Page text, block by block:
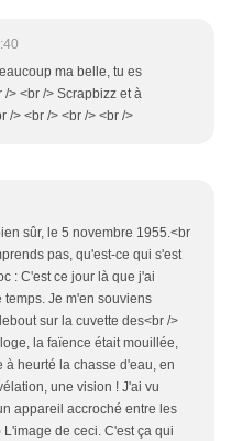
ma belle, tu es
> <br /> Scrapbizz et à
/> <br /> <br /> <br />
sûr, le 5 novembre 1955.<br
pas, qu'est-ce qui s'est
: C'est ce jour là que j'ai
Je m'en souviens
sur la cuvette des<br />
la faïence était mouillée,
à heurté la chasse d'eau, en
une vision ! J'ai vu
appareil accroché entre les
de ceci. C'est ça qui